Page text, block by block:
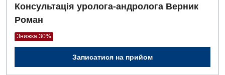
Консультація уролога-андролога Верник
Роман
Знижка 30%
Записатися на прийом